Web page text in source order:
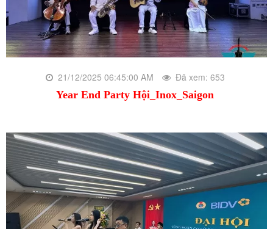
21/12/2025 06:45:00 AM Đã xem: 653
Year End Party Hội_Inox_Saigon